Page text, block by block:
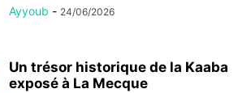
Ayyoub - 24/06/2026
Un trésor historique de la Kaaba
exposé à La Mecque